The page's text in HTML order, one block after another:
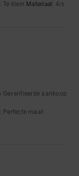
: Te klein Materiaal : 4/5
Geverifieerde aankoop
: Perfecte maat